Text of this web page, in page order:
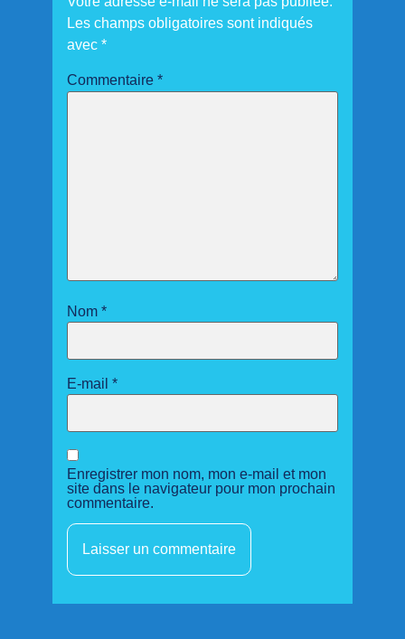
Les champs obligatoires sont indiqués
avec *
Commentaire *
Nom *
E-mail *
Enregistrer mon nom, mon e-mail et mon
site dans le navigateur pour mon prochain
commentaire.